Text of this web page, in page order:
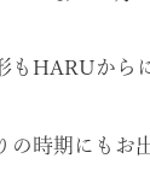
もHARUから
の時期にもお